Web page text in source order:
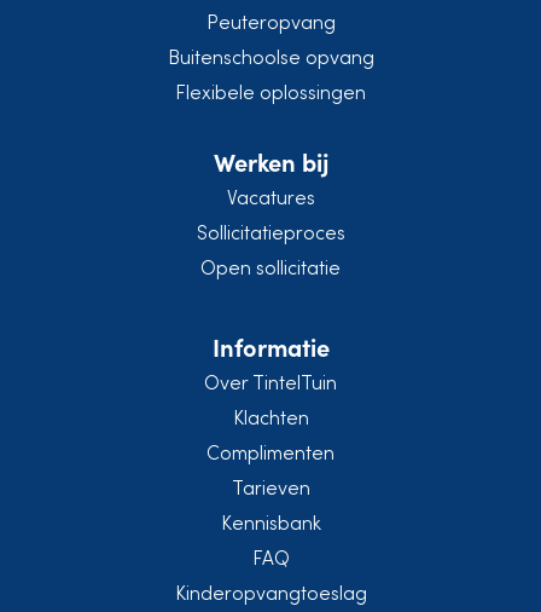
Peuteropvang
Buitenschoolse opvang
Flexibele oplossingen
Werken bij
Vacatures
Sollicitatieproces
Open sollicitatie
Informatie
Over TintelTuin
Klachten
Complimenten
Tarieven
Kennisbank
FAQ
Kinderopvangtoeslag